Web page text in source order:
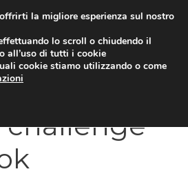
in crescita
challenge
la migliore esperienza sul nostro
lo scroll o chiudendo il
all’uso di tutti i cookie
cookie stiamo utilizzando o come